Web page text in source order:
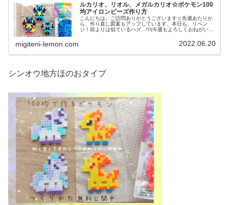
ルカリオ、リオル、メガルカリオ☆ポケモン100
均アイロンビーズ作り方
こんにちは。ご訪問ありがとうございます☆先週あたりか
ら、作り直し図案もアップしています。本日も、リベン
ジ！前よりは似ているハズ…!!!(今週もよろしくおねがいし
migiteni-lemon.com 2022.06.20
シンオウ地方ほのおタイプ